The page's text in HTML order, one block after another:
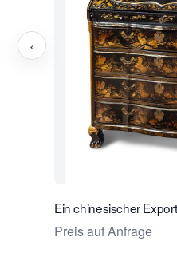
Ein chinesischer
Preis auf Anfrage
‹